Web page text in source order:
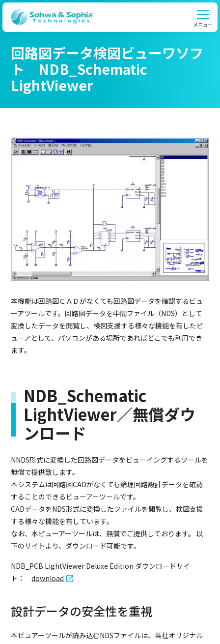
メニュー
回路図データ検図ビューワソフ
ト NDB_Schematic
LightViewer
本機能は回路図ＣＡＤがなくても回路図データを確認するビュ
ーアツールです。回路図データを中間ファイル（NDS）として
変換したデータを閲覧し、検図支援する様々な機能を有したビ
ューアとして、パソコンがある場所であればどこでも利用でき
ます。
NDB_Schematic
LightViewer／無償ダウ
ンロード
NNDS形式に変換した回路図データをビューイングするツールを
無償で提供致します。
本システムは回路図CADがなくても論理回路設計データを確認
することのできるビューアーツールです。
CADデータをNDS形式に変換したファイルを閲覧し、検図支援
する様々な機能を有しています。
なお、本ビューアーツールは、無償でご提供しております。 以
下のサイトより、ダウンロード可能です。
NDB_PCB LightViewer Deluxe Edition ダウンロードサイ
ト：download
設計データの安全性を重視
本ビュアーツールが読み込むNDSファイルは、当社オリジナル